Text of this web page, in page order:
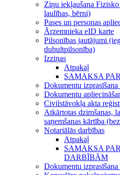
Ziņu iekļaušana
laulības, bērni)
Pases un personas
Ārzemnieka eID karte
Pilsonības jautājumi
dubultpilsonība)
Izziņas
Atpakaļ
SAMAKSA
Dokumentu
Dokumentu
Civilstāvokļa akta
Atkārtotas dzimšanas,
saņemšanas kārtība
Notariālās darbības
Atpakaļ
SAMAKSA
DARBĪBĀM
Dokumentu